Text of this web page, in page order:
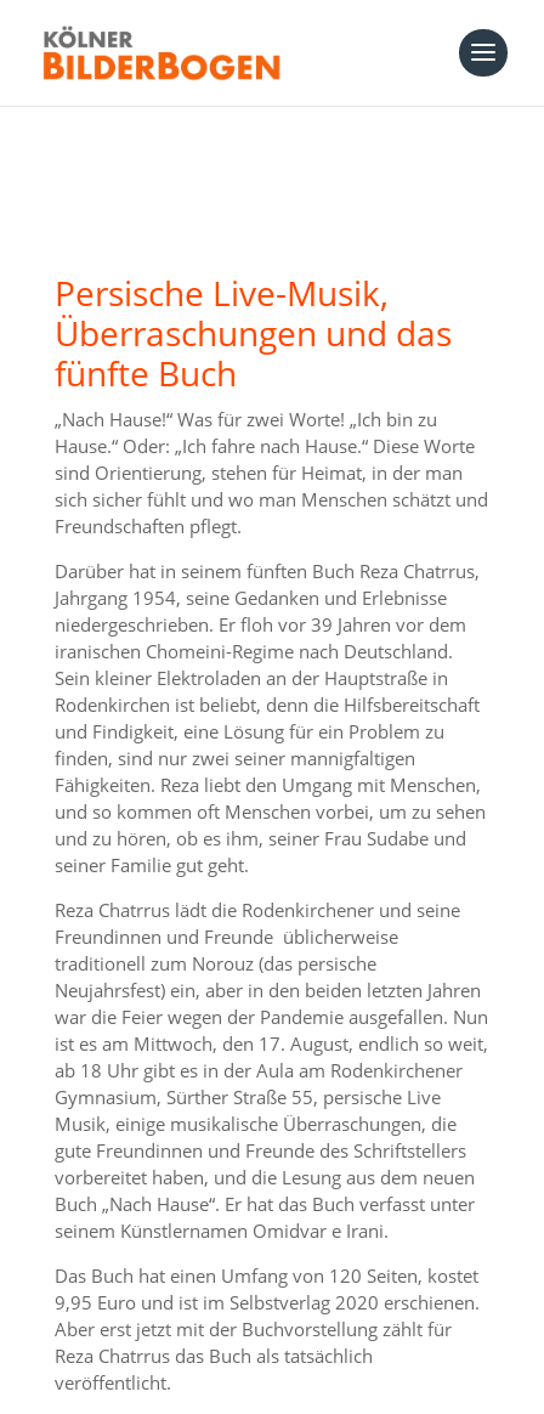
Persische Live-Musik,
Überraschungen und das
fünfte Buch
„Nach Hause!“ Was für zwei Worte! „Ich bin zu
Hause.“ Oder: „Ich fahre nach Hause.“ Diese Worte
sind Orientierung, stehen für Heimat, in der man
sich sicher fühlt und wo man Menschen schätzt und
Freundschaften pflegt.
Darüber hat in seinem fünften Buch Reza Chatrrus,
Jahrgang 1954, seine Gedanken und Erlebnisse
niedergeschrieben. Er floh vor 39 Jahren vor dem
iranischen Chomeini-Regime nach Deutschland.
Sein kleiner Elektroladen an der Hauptstraße in
Rodenkirchen ist beliebt, denn die Hilfsbereitschaft
und Findigkeit, eine Lösung für ein Problem zu
finden, sind nur zwei seiner mannigfaltigen
Fähigkeiten. Reza liebt den Umgang mit Menschen,
und so kommen oft Menschen vorbei, um zu sehen
und zu hören, ob es ihm, seiner Frau Sudabe und
seiner Familie gut geht.
Reza Chatrrus lädt die Rodenkirchener und seine
Freundinnen und Freunde üblicherweise
traditionell zum Norouz (das persische
Neujahrsfest) ein, aber in den beiden letzten Jahren
war die Feier wegen der Pandemie ausgefallen. Nun
ist es am Mittwoch, den 17. August, endlich so weit,
ab 18 Uhr gibt es in der Aula am Rodenkirchener
Gymnasium, Sürther Straße 55, persische Live
Musik, einige musikalische Überraschungen, die
gute Freundinnen und Freunde des Schriftstellers
vorbereitet haben, und die Lesung aus dem neuen
Buch „Nach Hause“. Er hat das Buch verfasst unter
seinem Künstlernamen Omidvar e Irani.
Das Buch hat einen Umfang von 120 Seiten, kostet
9,95 Euro und ist im Selbstverlag 2020 erschienen.
Aber erst jetzt mit der Buchvorstellung zählt für
Reza Chatrrus das Buch als tatsächlich
veröffentlicht.